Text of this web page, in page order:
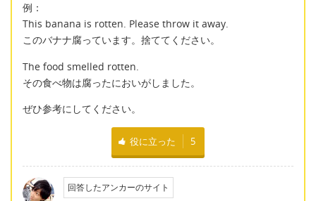
例：
This banana is rotten. Please throw it away.
このバナナ腐っています。捨ててください。
The food smelled rotten.
その食べ物は腐ったにおいがしました。
ぜひ参考にしてください。
役に立った 5
回答したアンカーのサイト